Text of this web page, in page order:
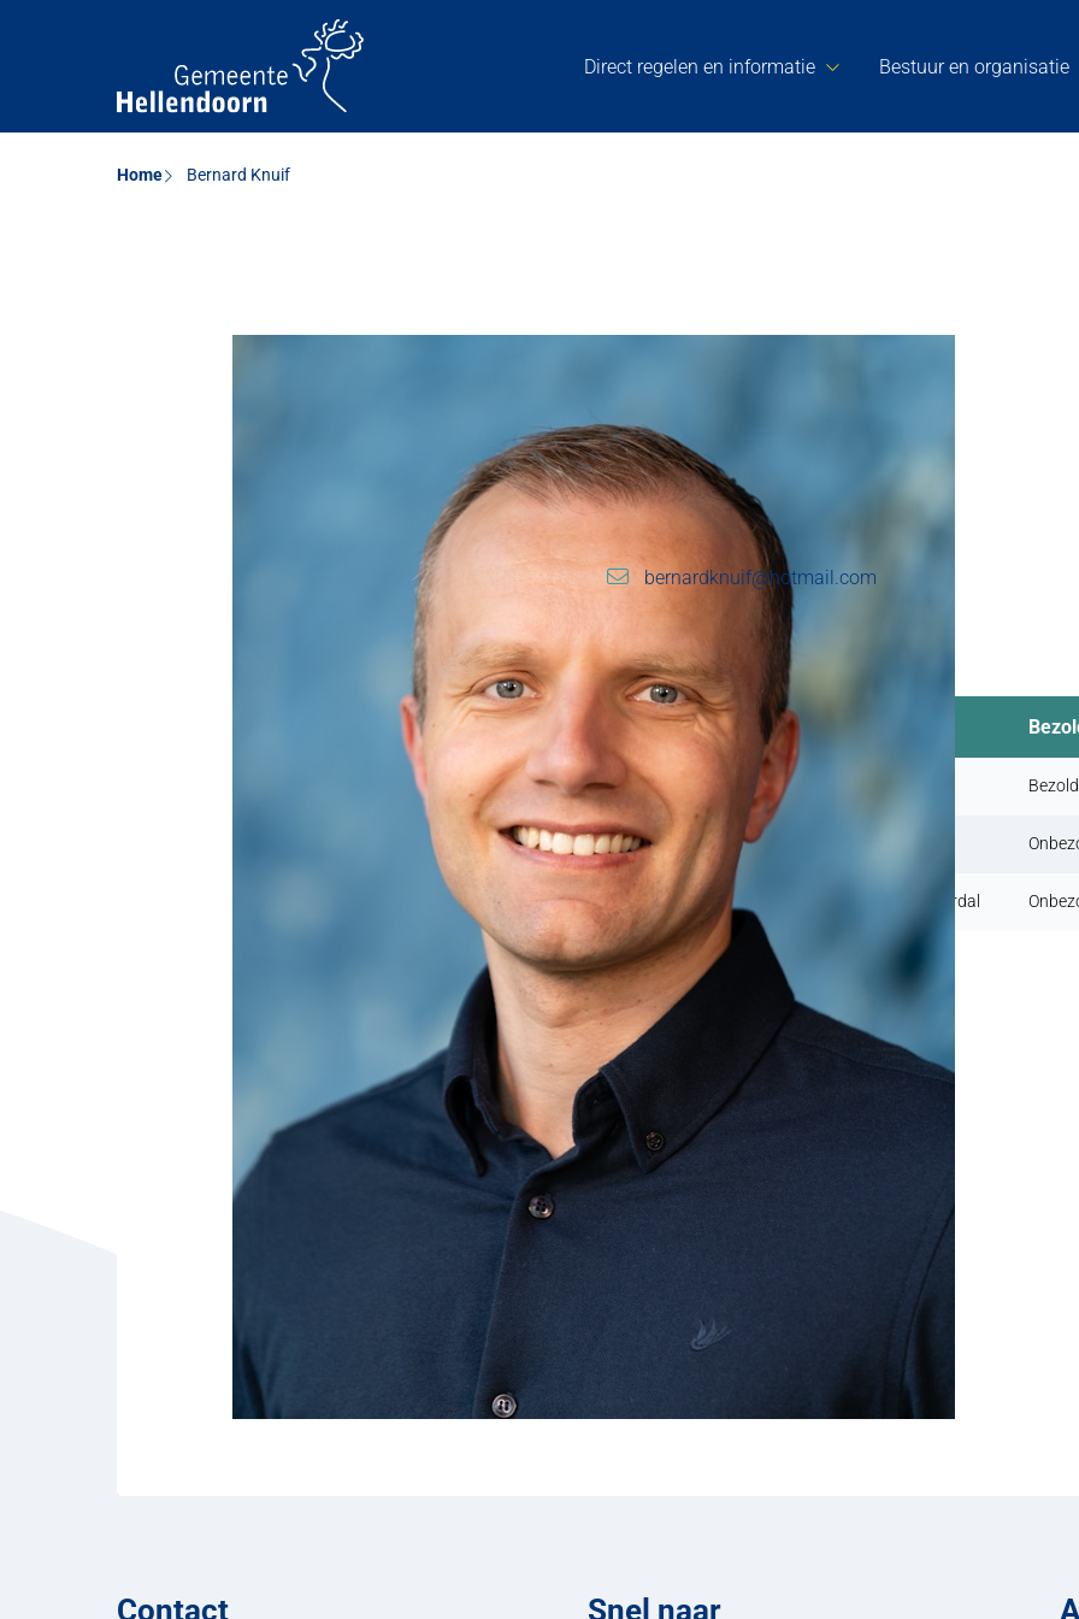
Direct regelen en informatie Bestuur en organisatie
Home Bernard Knuif
Raadslid – Samen Hellendoorn
Contact
bernardknuif@hotmail.com
Nevenactiviteiten
Nevenfunctie
Projectleider bij Waterschap Vechtstromen
Nieuwslezer bij HOimedia (radio)
Tuincoach bij Tuincoaches Hellendoorn/Nijverdal
Contact Snel naar